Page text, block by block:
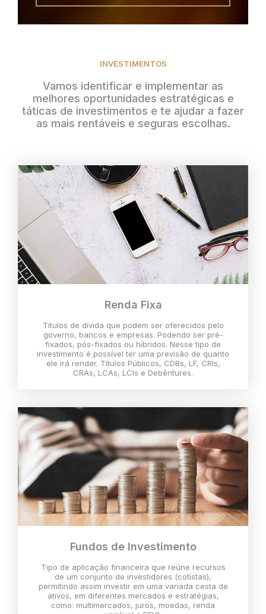
INVESTIMENTOS
Vamos identificar e implementar as
melhores oportunidades estratégicas e
táticas de investimentos e te ajudar a fazer
as mais rentáveis e seguras escolhas.
Renda Fixa
Títulos de dívida que podem ser oferecidos pelo
governo, bancos e empresas. Podendo ser pré-
fixados, pós-fixados ou híbridos. Nesse tipo de
investimento é possível ter uma previsão de quanto
ele irá render. Títulos Públicos, CDBs, LF, CRIs,
CRAs, LCAs, LCIs e Debêntures.
Fundos de Investimento
Tipo de aplicação financeira que reúne recursos
de um conjunto de investidores (cotistas),
permitindo assim investir em uma variada cesta de
ativos, em diferentes mercados e estratégias,
como: multimercados, juros, moedas, renda